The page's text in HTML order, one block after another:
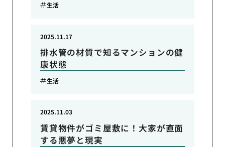
生活
排水管の材質で知るマンションの健
康状態
2025.11.17
生活
賃貸物件がゴミ屋敷に！大家が直面
する悪夢と現実
2025.11.03